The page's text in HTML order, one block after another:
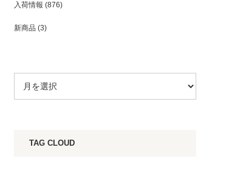
入荷情報 (876)
新商品 (3)
TAG CLOUD